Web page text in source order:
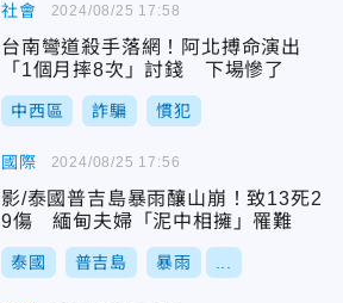
社會
台南彎道殺手落網！阿北搏命演出
「1個月摔8次」討錢 下場慘了
中西區 詐騙 慣犯
2024/08/25 17:58
國際
影/泰國普吉島暴雨釀山崩！致13死2
9傷 緬甸夫婦「泥中相擁」罹難
泰國 普吉島 暴雨
2024/08/25 17:56